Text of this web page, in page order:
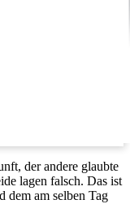
der andere glaubte
lagen falsch. Das ist
dem am selben Tag